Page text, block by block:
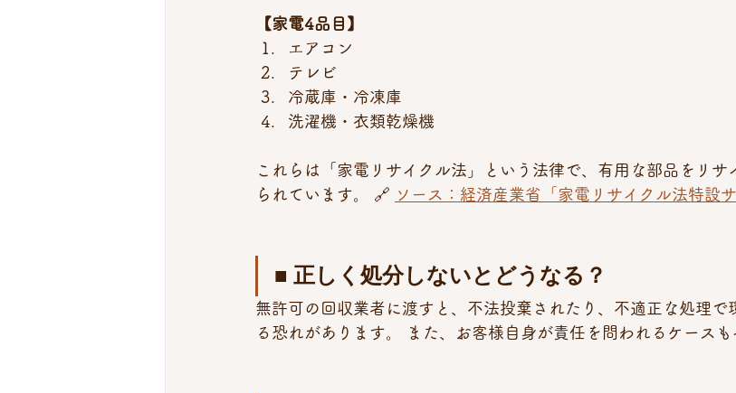
【家電4品目】
エアコン
テレビ
冷蔵庫・冷凍庫
洗濯機・衣類乾燥機
これらは「家電リサイクル法」という法律で、有用な部品をリサ
られています。 🔗 ソース：経済産業省「家電リサイクル法特設サ
■ 正しく処分しないとどうなる？
無許可の回収業者に渡すと、不法投棄されたり、不適正な処理で
る恐れがあります。 また、お客様自身が責任を問われるケースも